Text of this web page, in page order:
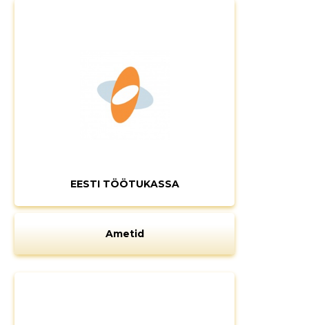
EESTI TÖÖTUKASSA
Ametid